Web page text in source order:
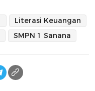
Literasi Keuangan
SMPN 1 Sanana